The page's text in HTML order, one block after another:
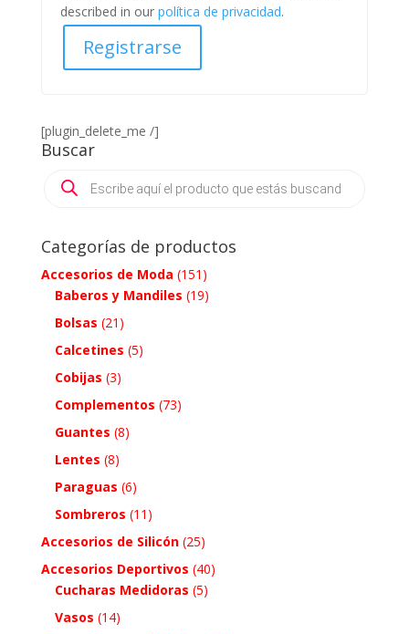
described in our política de privacidad.
Registrarse
[plugin_delete_me /]
Buscar
Products
search
Categorías de productos
Accesorios de Moda (151)
Baberos y Mandiles (19)
Bolsas (21)
Calcetines (5)
Cobijas (3)
Complementos (73)
Guantes (8)
Lentes (8)
Paraguas (6)
Sombreros (11)
Accesorios de Silicón (25)
Accesorios Deportivos (40)
Cucharas Medidoras (5)
Vasos (14)